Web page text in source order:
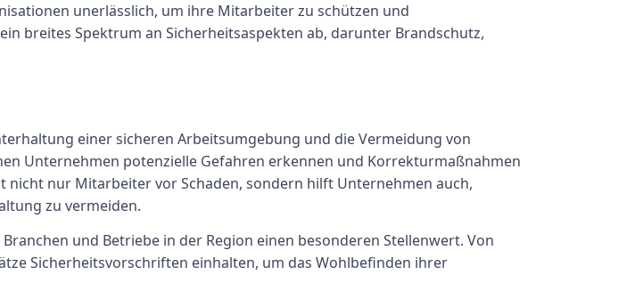
unerlässlich, um ihre Mitarbeiter zu schützen und
breites Spektrum an Sicherheitsaspekten ab, darunter Brandschutz,
einer sicheren Arbeitsumgebung und die Vermeidung von
Unternehmen potenzielle Gefahren erkennen und Korrekturmaßnahmen
nur Mitarbeiter vor Schaden, sondern hilft Unternehmen auch,
zu vermeiden.
und Betriebe in der Region einen besonderen Stellenwert. Von
Sicherheitsvorschriften einhalten, um das Wohlbefinden ihrer